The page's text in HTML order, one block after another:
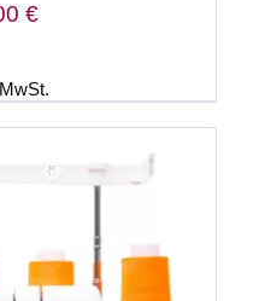
€